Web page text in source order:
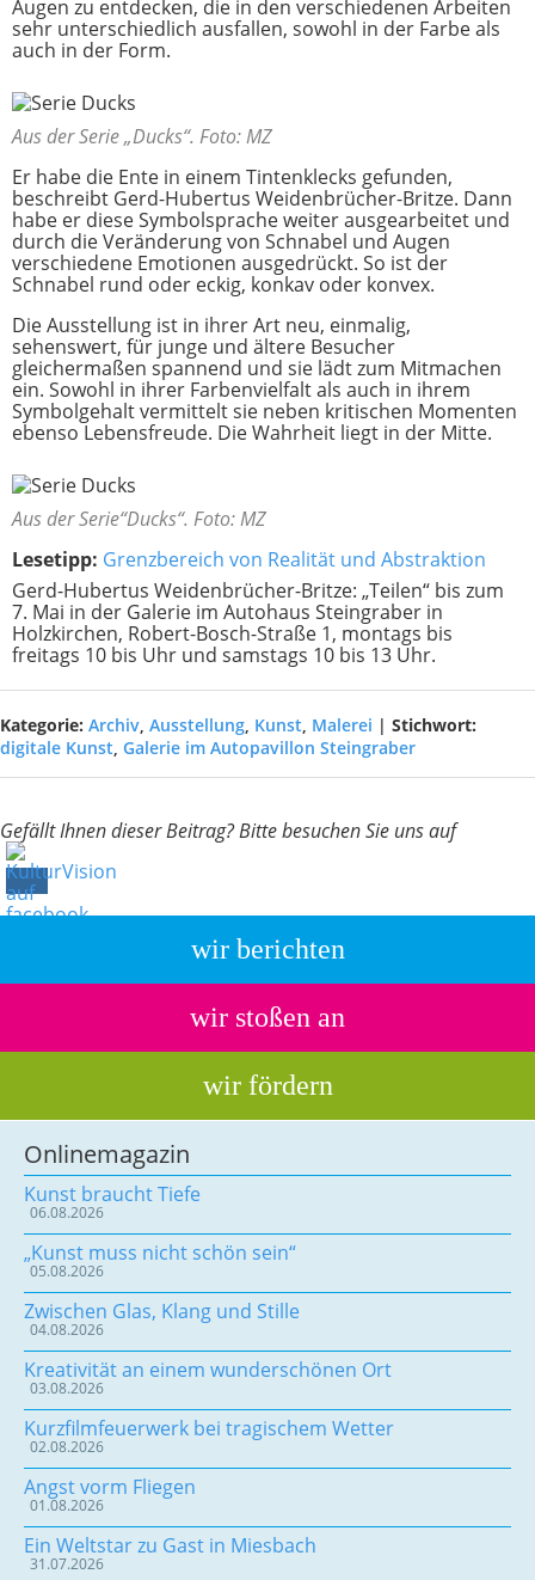
Augen zu entdecken, die in den verschiedenen Arbeiten
sehr unterschiedlich ausfallen, sowohl in der Farbe als
auch in der Form.
Aus der Serie „Ducks“. Foto: MZ
Er habe die Ente in einem Tintenklecks gefunden,
beschreibt Gerd-Hubertus Weidenbrücher-Britze. Dann
habe er diese Symbolsprache weiter ausgearbeitet und
durch die Veränderung von Schnabel und Augen
verschiedene Emotionen ausgedrückt. So ist der
Schnabel rund oder eckig, konkav oder konvex.
Die Ausstellung ist in ihrer Art neu, einmalig,
sehenswert, für junge und ältere Besucher
gleichermaßen spannend und sie lädt zum Mitmachen
ein. Sowohl in ihrer Farbenvielfalt als auch in ihrem
Symbolgehalt vermittelt sie neben kritischen Momenten
ebenso Lebensfreude. Die Wahrheit liegt in der Mitte.
Aus der Serie“Ducks“. Foto: MZ
Lesetipp: Grenzbereich von Realität und Abstraktion
Gerd-Hubertus Weidenbrücher-Britze: „Teilen“ bis zum
7. Mai in der Galerie im Autohaus Steingraber in
Holzkirchen, Robert-Bosch-Straße 1, montags bis
freitags 10 bis Uhr und samstags 10 bis 13 Uhr.
Kategorie: Archiv, Ausstellung, Kunst, Malerei | Stichwort:
digitale Kunst, Galerie im Autopavillon Steingraber
Gefällt Ihnen dieser Beitrag? Bitte besuchen Sie uns auf
wir berichten
wir stoßen an
wir fördern
Onlinemagazin
Kunst braucht Tiefe
06.08.2026
„Kunst muss nicht schön sein“
05.08.2026
Zwischen Glas, Klang und Stille
04.08.2026
Kreativität an einem wunderschönen Ort
03.08.2026
Kurzfilmfeuerwerk bei tragischem Wetter
02.08.2026
Angst vorm Fliegen
01.08.2026
Ein Weltstar zu Gast in Miesbach
31.07.2026